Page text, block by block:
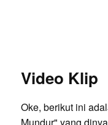
Video Klip
Oke, berikut ini